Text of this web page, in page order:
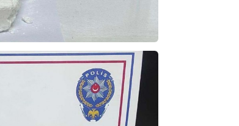
Özkan Doğan
YEREL RADYO VE REKLAM